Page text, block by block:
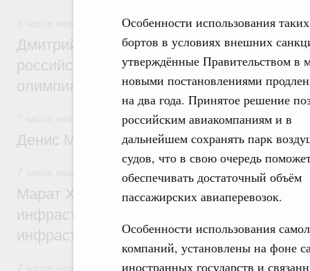
Особенности использования таких
бортов в условиях внешних
утверждённые Правительством в
новыми постановлениями
на два года. Принятое решение
российским авиакомпаниям и в
дальнейшем сохранять парк
судов, что в свою очередь
обеспечивать достаточный объём
пассажирских авиаперевозок.
Особенности использования
компаний, установлены на фоне
иностранных государств и
Отрасль информационных технологий
Дмитрий Чернышенко и Сергей Кравцов
российскую сборную с победой на
олимпиаде по искусственному
Общие вопросы промышленной политики
Денис Мантуров посетил Ярославскую
Бюджеты субъектов Федерации.
Марат Хуснуллин: 15 объектов
инфраструктуры построили и обновили
инфраструктурным кредитам
Развитие сельских территорий